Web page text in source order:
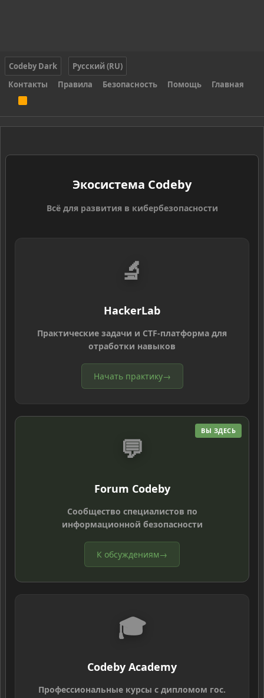
Codeby Dark
Русский (RU)
Контакты
Правила Безопасность Помощь Главная
S
Экосистема Codeby
Всё для развития в кибербезопасности
🔬
HackerLab
Практические задачи и CTF-платформа для
отработки навыков
Начать практику→
ВЫ ЗДЕСЬ
💬
Forum Codeby
Сообщество специалистов по
информационной безопасности
К обсуждениям→
🎓
Codeby Academy
Профессиональные курсы с дипломом гос.